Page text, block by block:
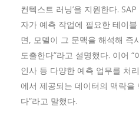
컨텍스트 러닝’을 지원한다.
자가 예측 작업에 필요한 테이
면, 모델이 그 문맥을 해석해 즉
도출한다”라고 설명했다. 이어
인사 등 다양한 예측 업무를 처
에서 제공되는 데이터의 맥락을
다”라고 말했다.